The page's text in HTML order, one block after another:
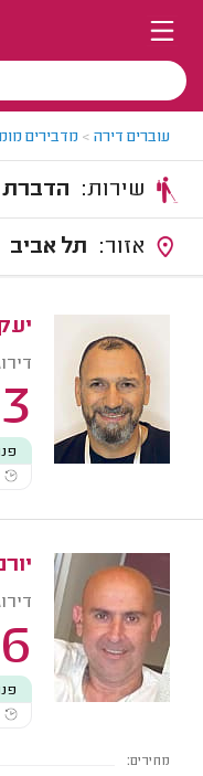
עוברים דירה > מדבירים
תל אביב
מחירים: